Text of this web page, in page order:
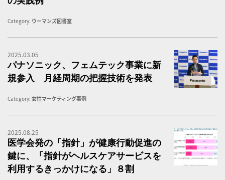
Category: ウーマンズ図書室
2025.03.05
パナソニック、フェムテック事業に新
規参入 月経周期の把握技術を発表
Category: 女性マーケティング事例
2025.08.25
医学会発の「指針」が健康行動促進の
鍵に、「指針がヘルスケアサービスを
利用するきっかけになる」８割